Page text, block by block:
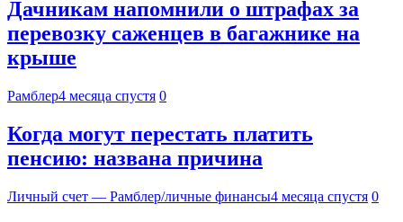
Дачникам напомнили о штрафах за
перевозку саженцев в багажнике на
крыше
Рамблер4 месяца спустя 0
Когда могут перестать платить
пенсию: названа причина
Личный счет — Рамблер/личные финансы4 месяца спустя 0